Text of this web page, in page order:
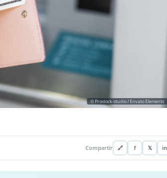
© Prostock-studio / Envato Elements
Compartir 🔗 f 𝕏 in